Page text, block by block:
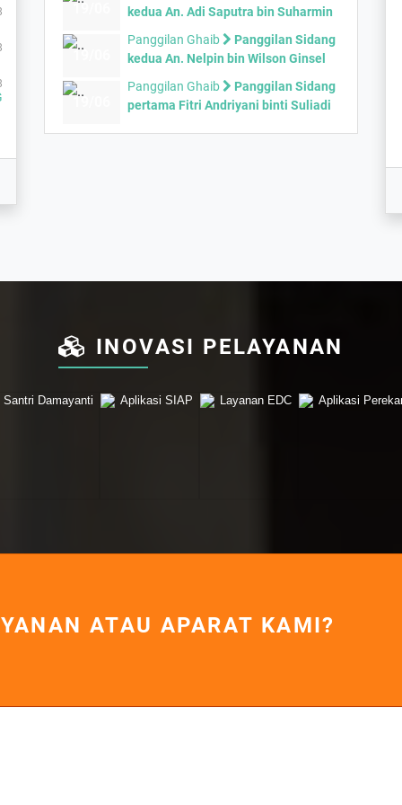
19/06
kedua An. Adi Saputra bin Suharmin
19/06
Panggilan Ghaib
Panggilan Sidang
kedua An. Nelpin bin Wilson Ginsel
19/06
Panggilan Ghaib
Panggilan Sidang
pertama Fitri Andriyani binti Suliadi
INOVASI PELAYANAN
APLIKASI SIAP
ATAU APARAT KAMI?